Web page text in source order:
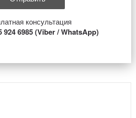
консультация
924 6985 (Viber / WhatsApp)